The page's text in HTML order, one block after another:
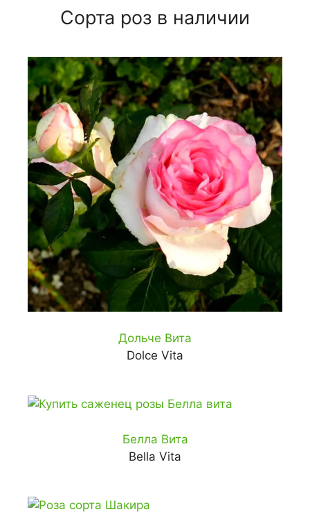
Сорта роз в наличии
Дольче Вита
Dolce Vita
Белла Вита
Bella Vita